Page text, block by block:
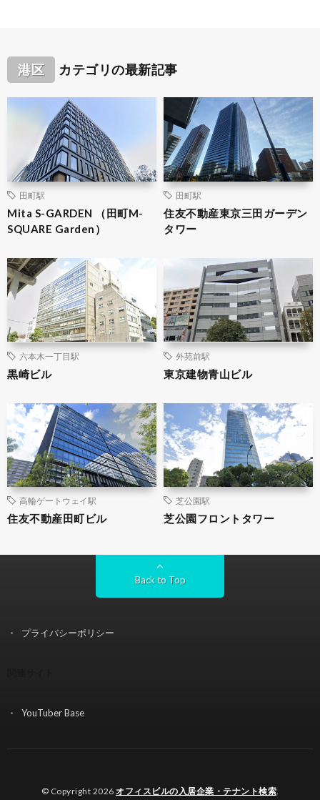
港区 カテゴリの最新記事
田町駅
Mita S-GARDEN （田町M-
SQUARE Garden）
田町駅
住友不動産東京三田ガーデン
タワー
六本木一丁目駅
黒崎ビル
外苑前駅
東京建物青山ビル
高輪ゲートウェイ駅
住友不動産田町ビル
芝公園駅
芝公園フロントタワー
Back to Top
プライバシーポリシー
YouTuber Base
© Copyright 2026 オフィスビルの入居企業・テナント検索.